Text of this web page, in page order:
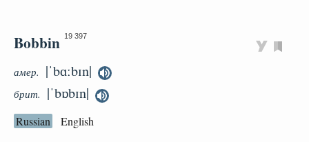
Bobbin 19 397
амер. |ˈbɑːbɪn|
брит. |ˈbɒbɪn|
Russian English